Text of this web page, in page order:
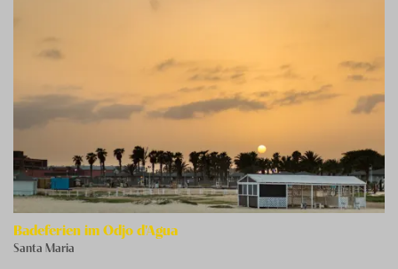
Badeferien im Odjo d'Agua
Santa Maria